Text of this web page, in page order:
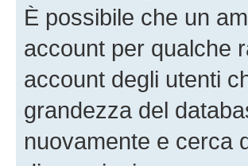
È possibile che un
account per qualche
account degli utenti
grandezza del
nuovamente e cerca